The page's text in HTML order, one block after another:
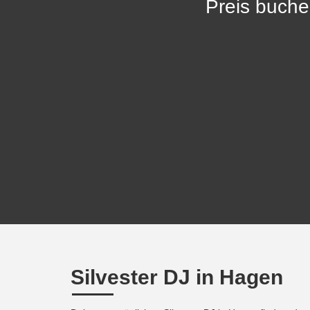
Preis
Silvester DJ in Hagen